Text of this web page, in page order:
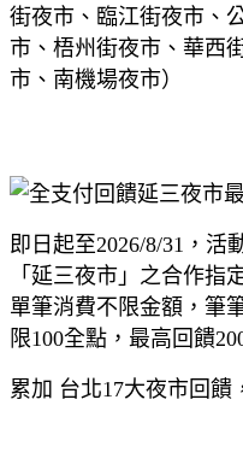
街夜市、臨江街夜市、
市、梧州街夜市、華西
市、南機場夜市）
即日起至2026/8/31，活
「延三夜市」之合作指
單筆消費不限金額，筆
限100全點，最高回饋
累加 台北17大夜市回饋